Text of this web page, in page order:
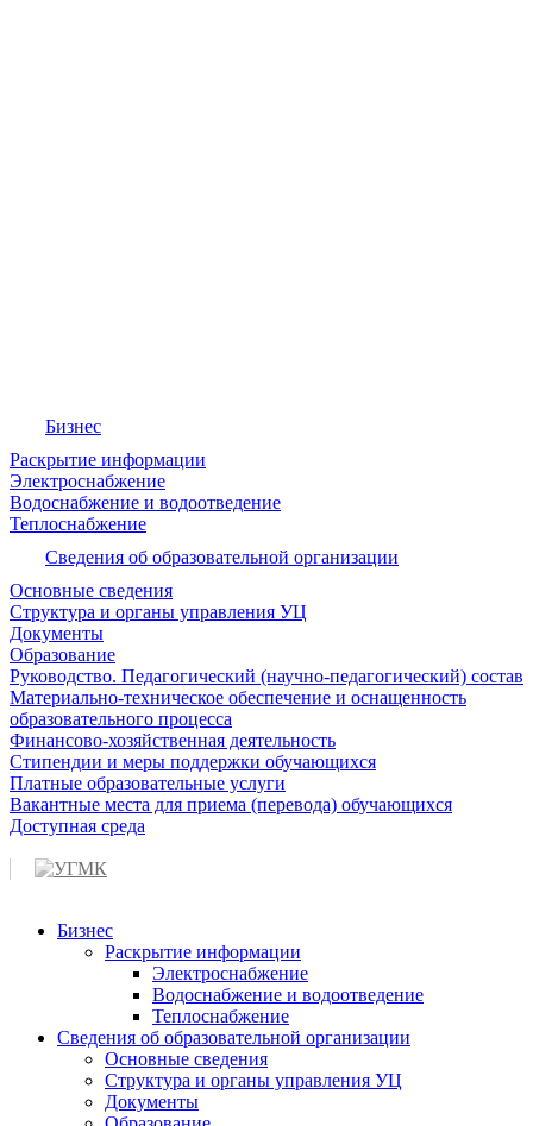
Бизнес
Раскрытие информации
Электроснабжение
Водоснабжение и водоотведение
Теплоснабжение
Сведения об образовательной организации
Основные сведения
Структура и органы управления УЦ
Документы
Образование
Руководство. Педагогический (научно-педагогический) состав
Материально-техническое обеспечение и оснащенность
образовательного процесса
Финансово-хозяйственная деятельность
Стипендии и меры поддержки обучающихся
Платные образовательные услуги
Вакантные места для приема (перевода) обучающихся
Доступная среда
Бизнес
Раскрытие информации
Электроснабжение
Водоснабжение и водоотведение
Теплоснабжение
Сведения об образовательной организации
Основные сведения
Структура и органы управления УЦ
Документы